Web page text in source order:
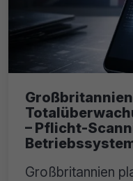
– Pflicht-
Großbritannien